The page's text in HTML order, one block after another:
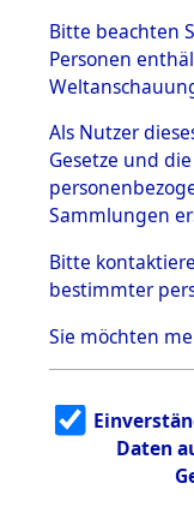
1.
mente
1.2.9 Beim
Effekten
1.2.9.1
Effekten
dem KZ
Dachau
1.2.9.2
Effekten
dem KZ
1.2.9.3
Effekten
dem KZ
Bitte beachten
Personen
Als Nutzer
Gesetze und
Sammlungen
Bitte
bestimmter
Sie möchten
Daten